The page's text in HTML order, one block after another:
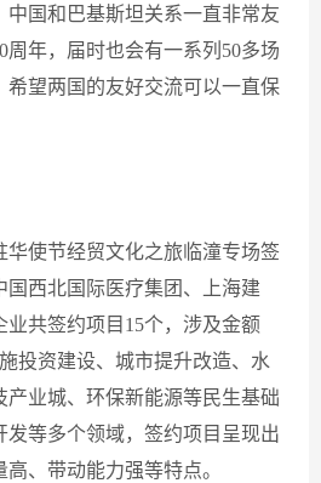
中国和巴基斯坦关系一直非常友
周年，届时也会有一系列50多场
希望两国的友好交流可以一直保
华使节经贸文化之旅临潼专场签
国西北国际医疗集团、上海建
业共签约项目15个，涉及金额
投资建设、城市提升改造、水
产业城、环保新能源等民生基础
发等多个领域，签约项目呈现出
、带动能力强等特点。